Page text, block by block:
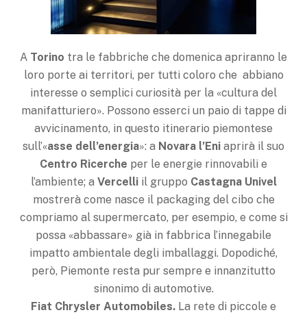
A Torino tra le fabbriche che domenica apriranno le
loro porte ai territori, per tutti coloro che abbiano
interesse o semplici curiosità per la «cultura del
manifatturiero». Possono esserci un paio di tappe di
avvicinamento, in questo itinerario piemontese
sull’«asse dell’energia»: a Novara l’Eni aprirà il suo
Centro Ricerche per le energie rinnovabili e
l’ambiente; a Vercelliil gruppo Castagna Univel
mostrerà come nasce il packaging del cibo che
compriamo al supermercato, per esempio, e come si
possa «abbassare» già in fabbrica l’innegabile
impatto ambientale degli imballaggi. Dopodiché,
però, Piemonte resta pur sempre e innanzitutto
sinonimo di automotive.
Fiat Chrysler Automobiles. La rete di piccole e